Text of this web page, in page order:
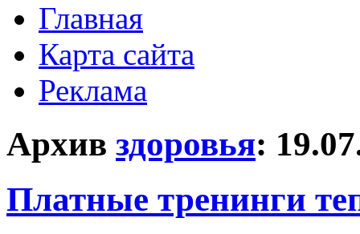
Главная
Карта сайта
Реклама
Архив здоровья:
Платные тренинги